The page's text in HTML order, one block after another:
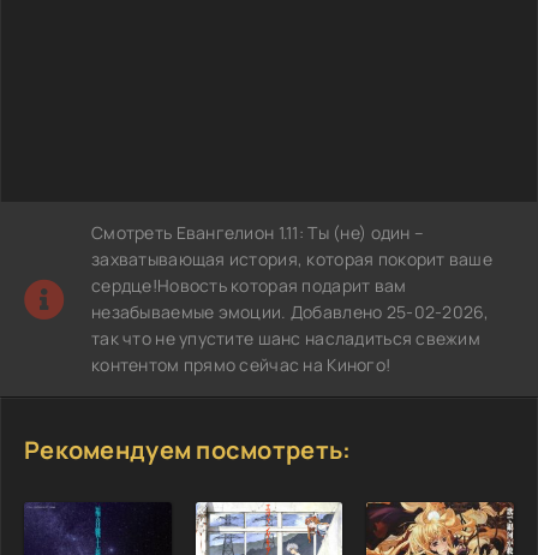
Смотреть Евангелион 1.11: Ты (не) один –
захватывающая история, которая покорит ваше
сердце!Новость которая подарит вам
незабываемые эмоции. Добавлено 25-02-2026,
так что не упустите шанс насладиться свежим
контентом прямо сейчас на Киного!
Рекомендуем посмотреть: